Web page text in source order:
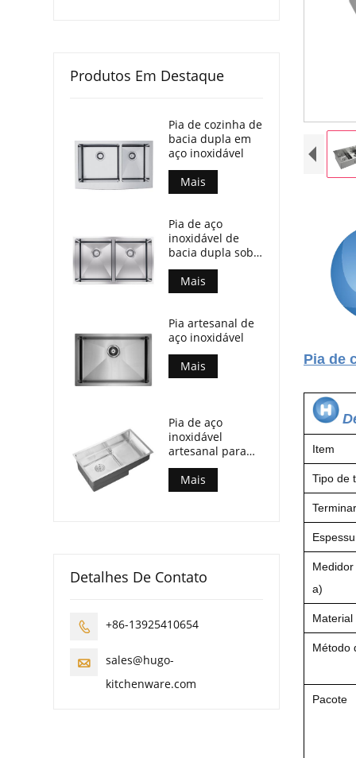
Pia de
Item
Tipo de
Terminar
a)
Material
Método
Pacote
Produtos Em Destaque
Pia de cozinha de
bacia dupla em
aço inoxidável
Mais
Pia de aço
inoxidável de
bacia dupla sob
montagem
Mais
Pia artesanal de
aço inoxidável
Mais
Pia de aço
inoxidável
artesanal para
cozinha
Mais
Detalhes De Contato
 +86-13925410654

sales@hugo-
kitchenware.com